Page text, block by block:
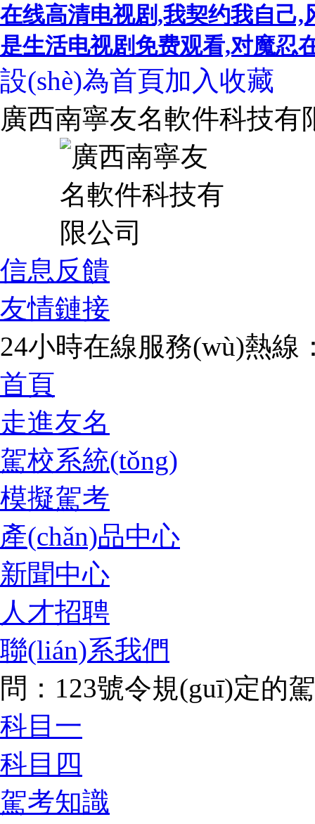
在线高清电视剧,我契约我自己
是生活电视剧免费观看,对魔忍
設(shè)為首頁加入收藏
廣西南寧友名軟件科技有
信息反饋
友情鏈接
24小時在線服務(wù)熱線
首頁
走進友名
駕校系統(tǒng)
模擬駕考
產(chǎn)品中心
新聞中心
人才招聘
聯(lián)系我們
問：123號令規(guī)定的
科目一
科目四
駕考知識